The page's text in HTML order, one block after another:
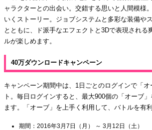
ャラクターとの出会い。交錯する思いと人間模様
いくストーリー。ジョブシステムと多彩な装備や
とともに、ド派手なエフェクトと3Dで表現される
ルが楽しめます。
40万ダウンロードキャンペーン
キャンペーン期間中は、1日ごとのログインで「
ト。毎日ログインすると、最大900個の「オーブ
ます。「オーブ」を上手く利用して、バトルを有
期間：2016年3月7日（月） ～ 3月12日（土）